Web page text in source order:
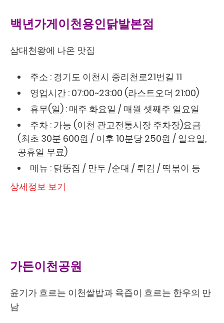
백년가게이천용인닭발본점
삼대천왕에 나온 맛집
주소 : 경기도 이천시 중리천로21번길 11
영업시간 : 07:00~23:00 (라스트오더 21:00)
휴무(일) : 매주 화요일 / 매월 셋째주 일요일
주차 : 가능 (이천 관고전통시장 주차장)요금
(최초 30분 600원 / 이후 10분당 250원 / 일요일,
공휴일 무료)
메뉴 : 닭똥집 / 만두 /순대 / 튀김 / 떡볶이 등
상세정보 보기
가든이천공원
윤기가 흐르는 이천쌀밥과 육즙이 흐르는 한우의 만
남